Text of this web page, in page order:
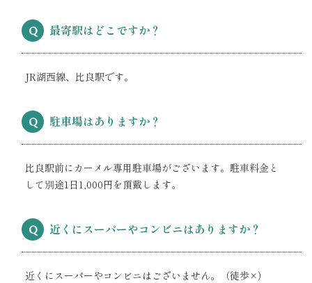
Q 最寄駅はどこですか？
JR湖西線、比良駅です。
Q 駐車場はありますか？
比良駅前にカーメル専用駐車場がございます。駐車料金と
して別途1日1,000円を頂戴します。
Q 近くにスーパーやコンビニはありますか？
近くにスーパーやコンビニはございません。（徒歩×）